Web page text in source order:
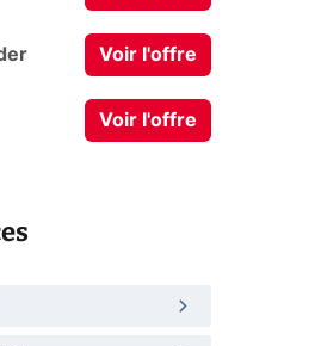
Voir l'offre
Voir l'offre